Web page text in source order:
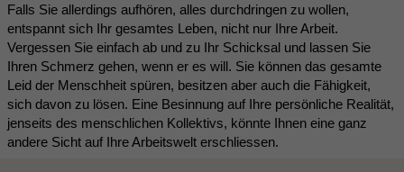
Falls Sie allerdings aufhören, alles durchdringen zu wollen,
entspannt sich Ihr gesamtes Leben, nicht nur Ihre Arbeit.
Vergessen Sie einfach ab und zu Ihr Schicksal und lassen Sie
Ihren Schmerz gehen, wenn er es will. Sie können das gesamte
Leid der Menschheit spüren, besitzen aber auch die Fähigkeit,
sich davon zu lösen. Eine Besinnung auf Ihre persönliche Realität,
jenseits des menschlichen Kollektivs, könnte Ihnen eine ganz
andere Sicht auf Ihre Arbeitswelt erschliessen.